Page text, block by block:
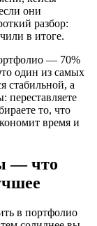
они
разбор:
в итоге.
— 70%
один из самых
стабильной, а
переставляете
то, что
время и
— что
в портфолио